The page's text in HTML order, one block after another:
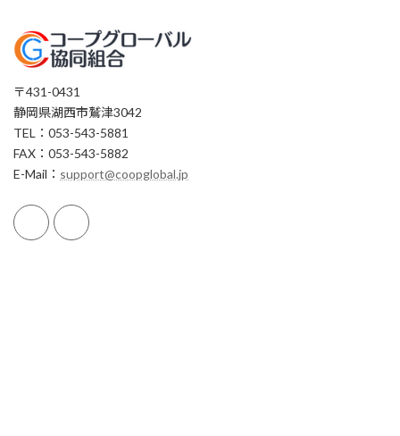
〒431-0431
静岡県湖西市鷲津3042
TEL：053-543-5881
FAX：053-543-5882
E-Mail： support@coopglobal.jp